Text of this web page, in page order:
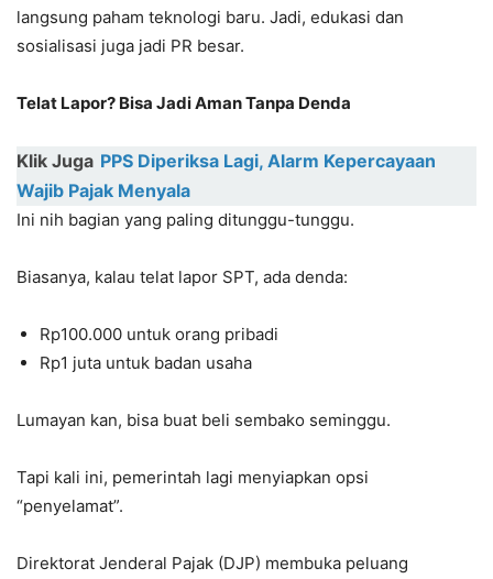
langsung paham teknologi baru. Jadi, edukasi dan
sosialisasi juga jadi PR besar.
Telat Lapor? Bisa Jadi Aman Tanpa Denda
Klik Juga PPS Diperiksa Lagi, Alarm Kepercayaan
Wajib Pajak Menyala
Ini nih bagian yang paling ditunggu-tunggu.
Biasanya, kalau telat lapor SPT, ada denda:
Rp100.000 untuk orang pribadi
Rp1 juta untuk badan usaha
Lumayan kan, bisa buat beli sembako seminggu.
Tapi kali ini, pemerintah lagi menyiapkan opsi
“penyelamat”.
Direktorat Jenderal Pajak (DJP) membuka peluang